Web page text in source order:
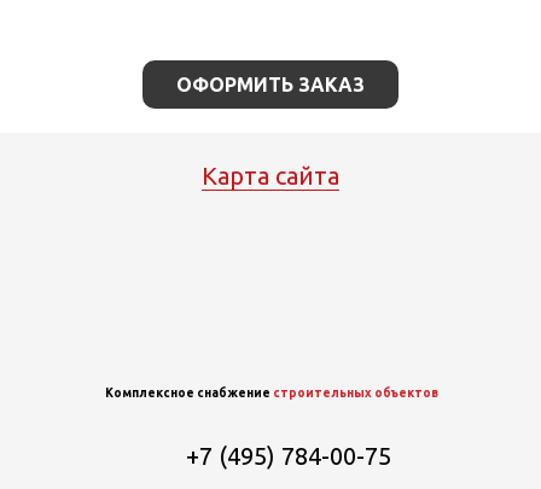
ОФОРМИТЬ ЗАКАЗ
Комплексное снабжение строительных объектов
+7 (495) 784-00-75
Карта сайта